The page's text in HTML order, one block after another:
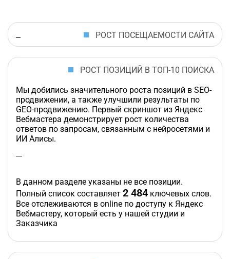
РОСТ ПОСЕЩАЕМОСТИ САЙТА
РОСТ ПОЗИЦИЙ В ТОП-10 ПОИСКА
Мы добились значительного роста позиций в SEO-
продвижении, а также улучшили результаты по
GEO-продвижению. Первый скриншот из Яндекс
Вебмастера демонстрирует рост количества
ответов по запросам, связанным с нейросетями и
ИИ Алисы.
В данном разделе указаны не все позиции.
Полный список составляет 2 484 ключевых слов.
Все отслеживаются в online по доступу к Яндекс
Вебмастеру, который есть у нашей студии и
Заказчика